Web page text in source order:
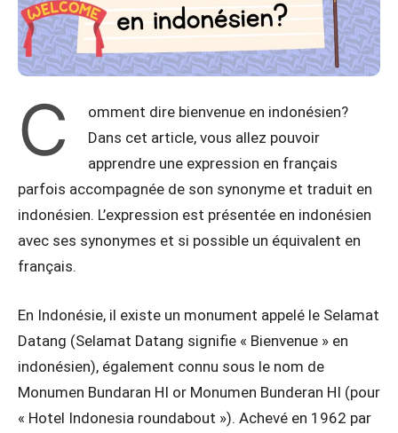
C
omment dire bienvenue en indonésien?
Dans cet article, vous allez pouvoir
apprendre une expression en français
parfois accompagnée de son synonyme et traduit en
indonésien. L’expression est présentée en indonésien
avec ses synonymes et si possible un équivalent en
français.
En Indonésie, il existe un monument appelé le Selamat
Datang (Selamat Datang signifie « Bienvenue » en
indonésien), également connu sous le nom de
Monumen Bundaran HI or Monumen Bunderan HI (pour
« Hotel Indonesia roundabout »). Achevé en 1962 par